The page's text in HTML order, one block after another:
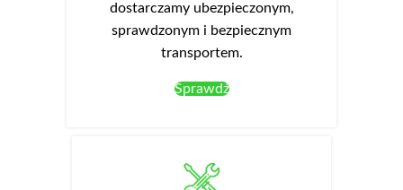
dostarczamy ubezpieczonym,
sprawdzonym i bezpiecznym
transportem.
Sprawdź